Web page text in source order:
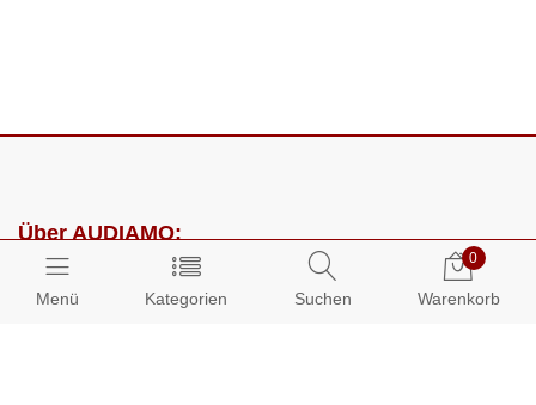
Menü Kategorien Suchen
0
Warenkorb
Über AUDIAMO:
Impressum